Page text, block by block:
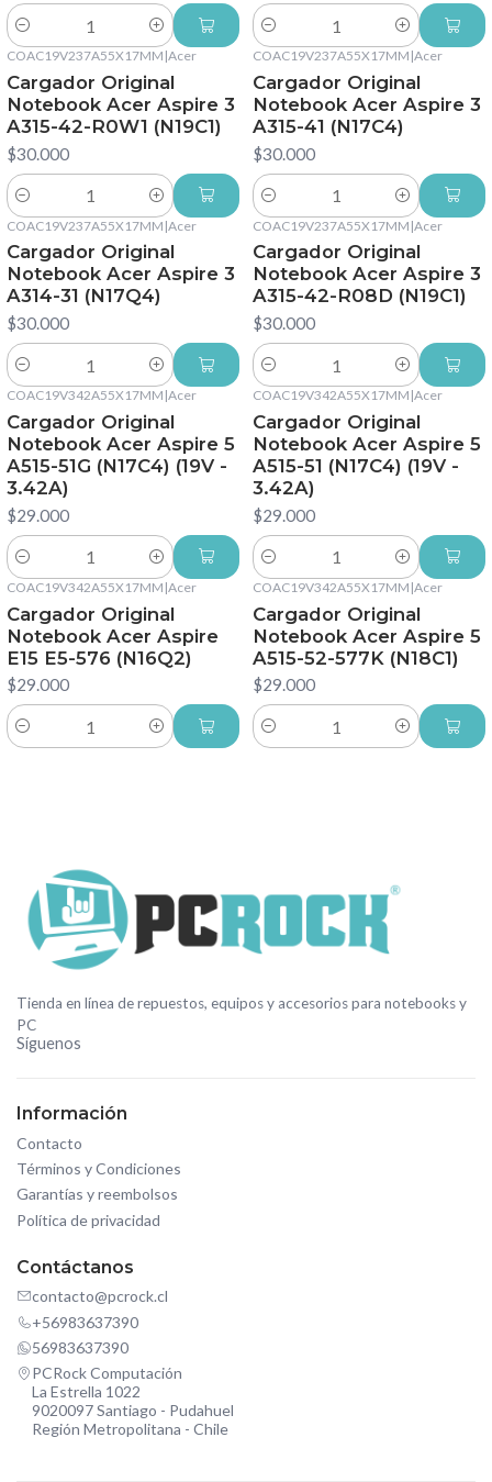
Cantidad Cantidad
COAC19V237A55X17MM |Acer
Cargador Original
Notebook Acer Aspire 3
A315-42-R0W1 (N19C1)
$30.000
Cantidad
COAC19V237A55X17MM |Acer
Cargador Original
Notebook Acer Aspire 3
A315-41 (N17C4)
$30.000
Cantidad
COAC19V237A55X17MM |Acer
Cargador Original
Notebook Acer Aspire 3
A314-31 (N17Q4)
$30.000
Cantidad
COAC19V237A55X17MM |Acer
Cargador Original
Notebook Acer Aspire 3
A315-42-R08D (N19C1)
$30.000
Cantidad
COAC19V342A55X17MM |Acer
Cargador Original
Notebook Acer Aspire 5
A515-51G (N17C4) (19V -
3.42A)
$29.000
Cantidad
COAC19V342A55X17MM |Acer
Cargador Original
Notebook Acer Aspire 5
A515-51 (N17C4) (19V -
3.42A)
$29.000
Cantidad
COAC19V342A55X17MM |Acer
Cargador Original
Notebook Acer Aspire
E15 E5-576 (N16Q2)
$29.000
Cantidad
COAC19V342A55X17MM |Acer
Cargador Original
Notebook Acer Aspire 5
A515-52-577K (N18C1)
$29.000
Cantidad
Tienda en línea de repuestos, equipos y accesorios para notebooks y
PC
Síguenos
Información
Contacto
Términos y Condiciones
Garantías y reembolsos
Política de privacidad
Contáctanos
contacto@pcrock.cl
+56983637390
56983637390
PCRock Computación
La Estrella 1022
9020097 Santiago - Pudahuel
Región Metropolitana - Chile